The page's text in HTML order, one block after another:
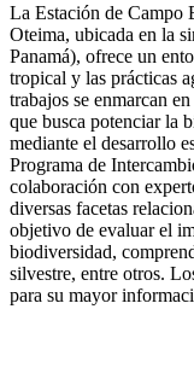
La Estación de Campo
Oteima, ubicada en la
Panamá), ofrece un
tropical y las prácticas
trabajos se enmarcan
que busca potenciar la
mediante el desarrollo
Programa de
colaboración con
diversas facetas
objetivo de evaluar el
biodiversidad,
silvestre, entre otros.
para su mayor